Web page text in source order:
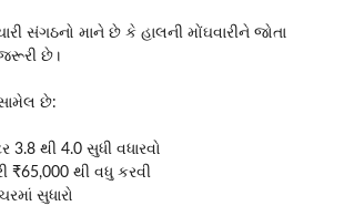
સંગઠનો માને છે કે હાલની મોંઘવારીને જોતા
જરૂરી છે।
છે:
3.8 થી 4.0 સુધી વધારવો
₹65,000 થી વધુ કરવી
સુધારો